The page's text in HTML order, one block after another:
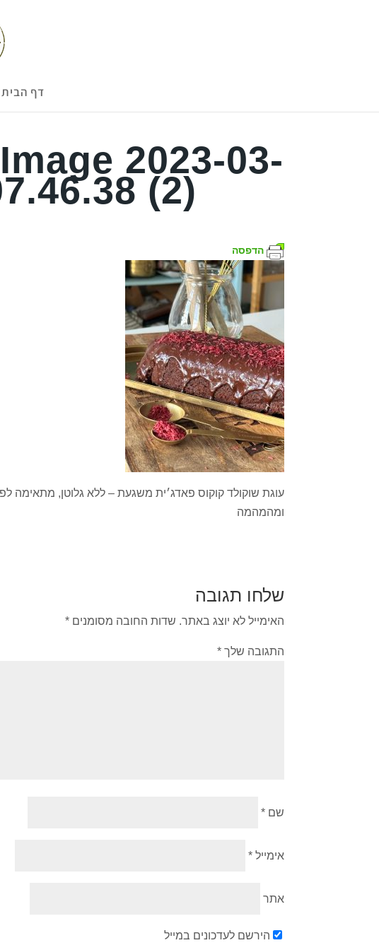
דף הבית
2023-03-
(2)
הדפסה
עוגת שוקולד קוקוס פאדג׳ית משגעת – ללא גלוטן, מתאימה
ומהמהמה
שלחו תגובה
האימייל לא יוצג באתר. שדות החובה מסומנים*
התגובה שלך*
שם*
אימייל*
אתר
הירשם לעדכונים במייל